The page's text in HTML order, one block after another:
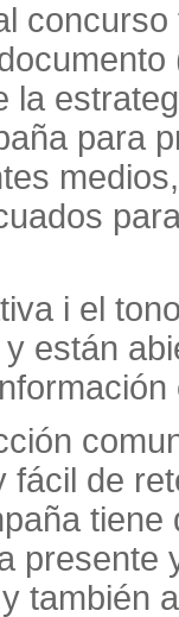
la
para
i el
están
fácil de
también